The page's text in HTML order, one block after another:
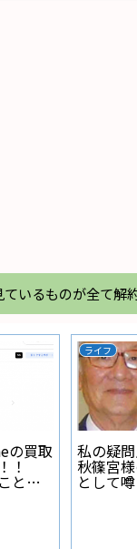
いるものが全て解
の買取
！！
とが
ライフ
私の疑
秋篠宮
として